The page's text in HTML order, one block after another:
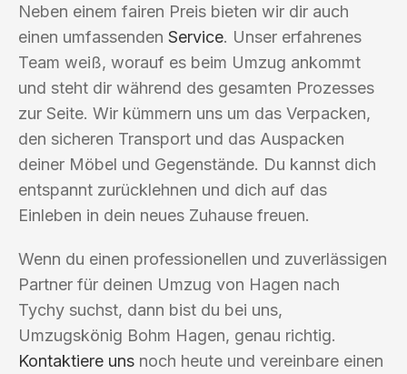
Neben einem fairen Preis bieten wir dir auch
einen umfassenden Service. Unser erfahrenes
Team weiß, worauf es beim Umzug ankommt
und steht dir während des gesamten Prozesses
zur Seite. Wir kümmern uns um das Verpacken,
den sicheren Transport und das Auspacken
deiner Möbel und Gegenstände. Du kannst dich
entspannt zurücklehnen und dich auf das
Einleben in dein neues Zuhause freuen.
Wenn du einen professionellen und zuverlässigen
Partner für deinen Umzug von Hagen nach
Tychy suchst, dann bist du bei uns,
Umzugskönig Bohm Hagen, genau richtig.
Kontaktiere uns noch heute und vereinbare einen